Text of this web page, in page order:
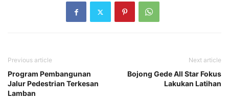
Previous article
Program Pembangunan
Jalur Pedestrian Terkesan
Lamban
Next article
Bojong Gede All Star Fokus
Lakukan Latihan